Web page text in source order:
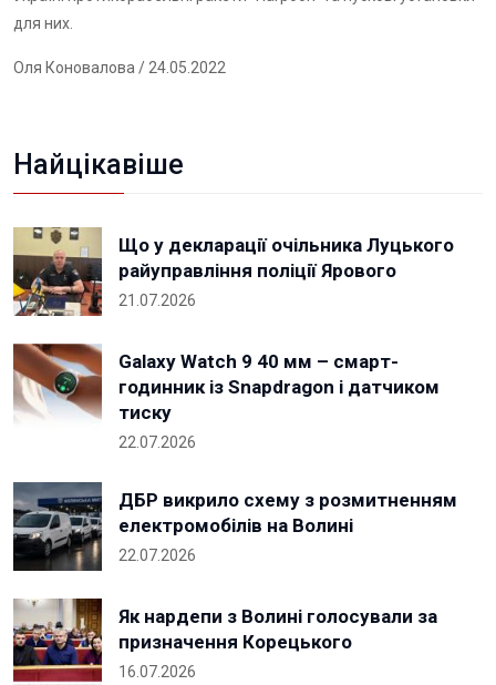
для них.
Оля Коновалова / 24.05.2022
Найцікавіше
Що у декларації очільника Луцького
райуправління поліції Ярового
21.07.2026
Galaxy Watch 9 40 мм – смарт-
годинник із Snapdragon і датчиком
тиску
22.07.2026
ДБР викрило схему з розмитненням
електромобілів на Волині
22.07.2026
Як нардепи з Волині голосували за
призначення Корецького
16.07.2026